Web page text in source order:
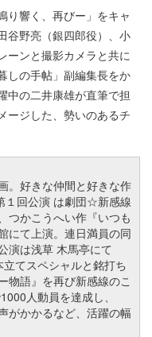
り響く、再びー」をキャ
谷野亮（銀四郎役）、小
ーンと撮影カメラと共に
しの手帖」副編集長をか
中の二井康雄が直筆で担
ージした、勢いのあるチ
。好きな仲間と好きな作
１回公演 は劇団☆新感線
つかこうへい作『いつも
にて上演。連日満員の同
演は浅草 木馬亭にて
てスペシャルと銘打ち
物語』を再び新感線のこ
人動員を達成し、
がかかるなど、活躍の幅